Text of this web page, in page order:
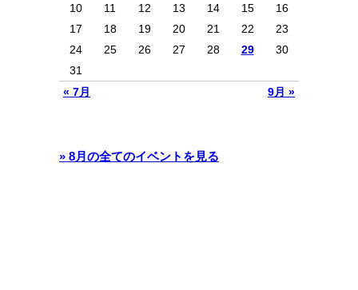
« 7月 9月 »
10
11 12 13 14 15
16
17
18 19 20 21 22
23
24
25 26 27 28 29
30
31
» 8月の全てのイベントを見る